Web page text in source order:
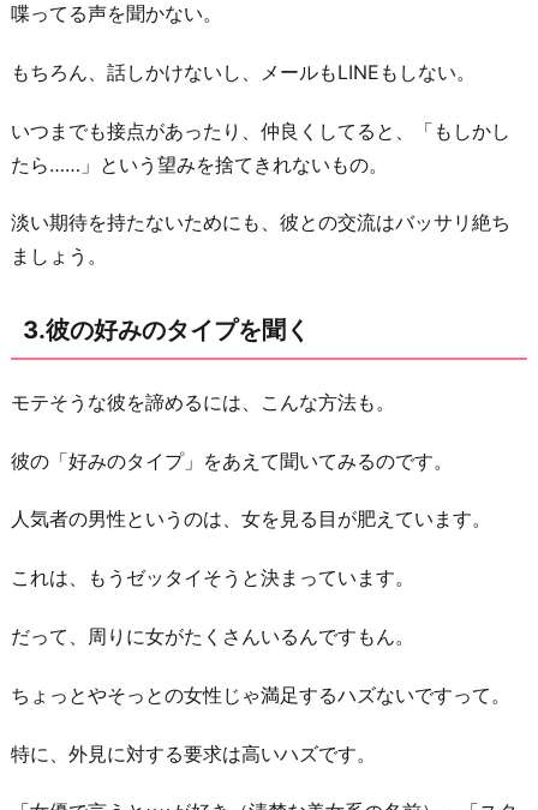
目
向
け
わ
り
喋ってる声を聞かない。
もちろん、話しかけないし、メールもLINEもしない。
いつまでも接点があったり、仲良くしてると、「もしかし
たら……」という望みを捨てきれないもの。
淡い期待を持たないためにも、彼との交流はバッサリ絶ち
ましょう。
3.彼の好みのタイプを聞く
モテそうな彼を諦めるには、こんな方法も。
彼の「好みのタイプ」をあえて聞いてみるのです。
人気者の男性というのは、女を見る目が肥えています。
これは、もうゼッタイそうと決まっています。
だって、周りに女がたくさんいるんですもん。
ちょっとやそっとの女性じゃ満足するハズないですって。
特に、外見に対する要求は高いハズです。